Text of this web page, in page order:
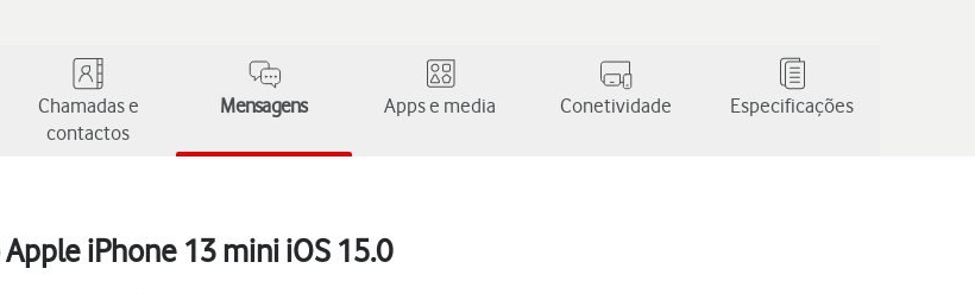
Chamadas e
contactos
Mensagens Apps e media Conetividade Especificações
iPhone 13 mini iOS 15.0